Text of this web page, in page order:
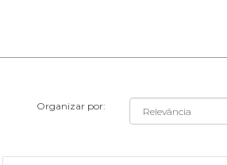
Organizar por: